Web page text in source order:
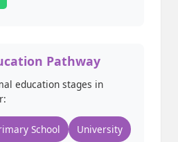
Pathway
education stages in
School University